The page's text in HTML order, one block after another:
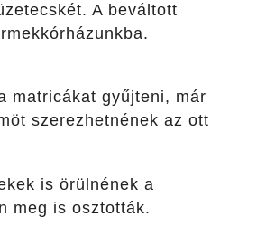
A beváltott
matricákat gyűjteni, már
szerezhetnének az ott
is örülnének a
meg is osztották.